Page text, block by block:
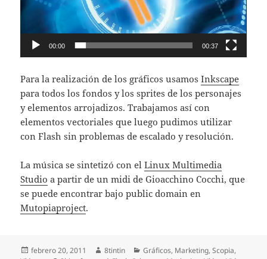
00:00 00:37
Para la realización de los gráficos usamosInkscape
para todos los fondos y los sprites de los personajes
y elementos arrojadizos. Trabajamos así con
elementos vectoriales que luego pudimos utilizar
con Flash sin problemas de escalado y resolución.
La música se sintetizó con elLinux Multimedia
Studio a partir de un midi de Gioacchino Cocchi, que
se puede encontrar bajo public domain en
Mutopiaproject.
Publicado
febrero 20, 2011 Autor
8tintin Categorías
Gráficos, Marketing,Scopia,